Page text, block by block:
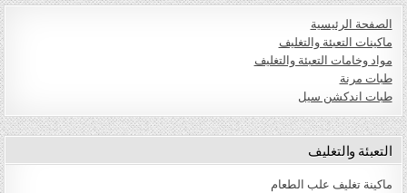
الصفحة الرئيسية
ماكينات التعبئة والتغليف
مواد وخامات التعبئة والتغليف
طبات مرنة
طبات اندكشن سيل
التعبئة والتغليف
ماكينة تغليف علب الطعام